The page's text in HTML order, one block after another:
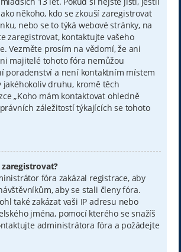
někoho, kdo se zkouší zaregistrovat
nebo se to týká webové stránky, na
zaregistrovat, kontaktujte vašeho
Vezměte prosím na vědomí, že ani
majitelé tohoto fóra nemůžou
poradenství a není kontaktním místem
druhu, kromě těch
„Koho mám kontaktovat ohledně
záležitostí týkajících se tohoto
fóra zakázal registrace, aby
aby se stali členy fóra.
také zakázat vaši IP adresu nebo
jména, pomocí kterého se snažíš
administrátora fóra a požádejte